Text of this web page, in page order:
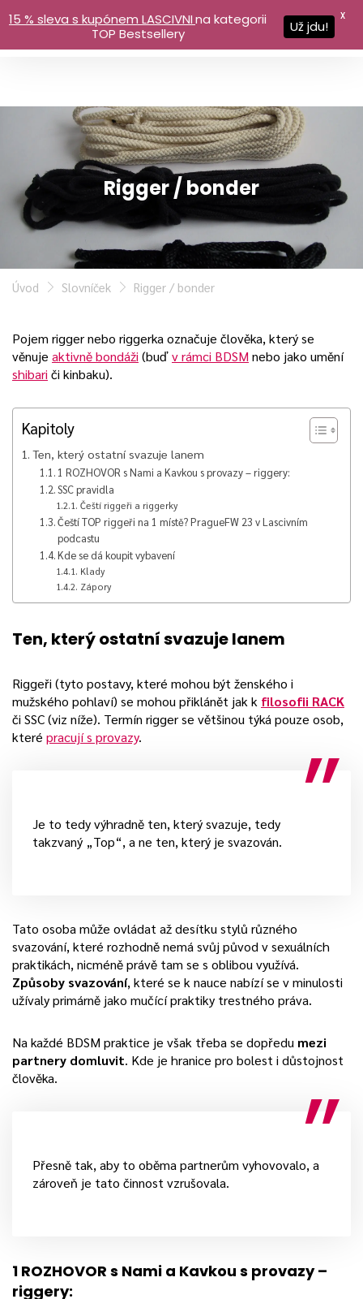
Rigger / bonder
Úvod Slovníček Rigger / bonder
Pojem rigger nebo riggerka označuje člověka, který se
věnuje aktivně bondáži (buďv rámci BDSM nebo jako umění
shibari či kinbaku).
Kapitoly
Ten, který ostatní svazuje lanem
1 ROZHOVOR s Nami a Kavkou s provazy – riggery:
SSC pravidla
Čeští riggeři a riggerky
Čeští TOP riggeři na 1 místě? PragueFW 23 v Lascivním
podcastu
Kde se dá koupit vybavení
Klady
Zápory
Ten, který ostatní svazuje lanem
Riggeři (tyto postavy, které mohou být ženského i
mužského pohlaví) se mohou přiklánět jak k filosofii RACK
či SSC (viz níže). Termín rigger se většinou týká pouze osob,
které pracují s provazy.
Je to tedy výhradně ten, který svazuje, tedy
takzvaný „Top“, a ne ten, který je svazován.
Tato osoba může ovládat až desítku stylů různého
svazování, které rozhodně nemá svůj původ v sexuálních
praktikách, nicméně právě tam se s oblibou využívá.
Způsoby svazování, které se k nauce nabízí se v minulosti
užívaly primárně jako mučící praktiky trestného práva.
Na každé BDSM praktice je však třeba se dopředu mezi
partnery domluvit. Kde je hranice pro bolest i důstojnost
člověka.
Přesně tak, aby to oběma partnerům vyhovovalo, a
zároveň je tato činnost vzrušovala.
1 ROZHOVOR s Nami a Kavkou s provazy –
riggery:
15 % sleva s kupónem LASCIVNIna kategorii
TOP Bestsellery
Už jdu!
X